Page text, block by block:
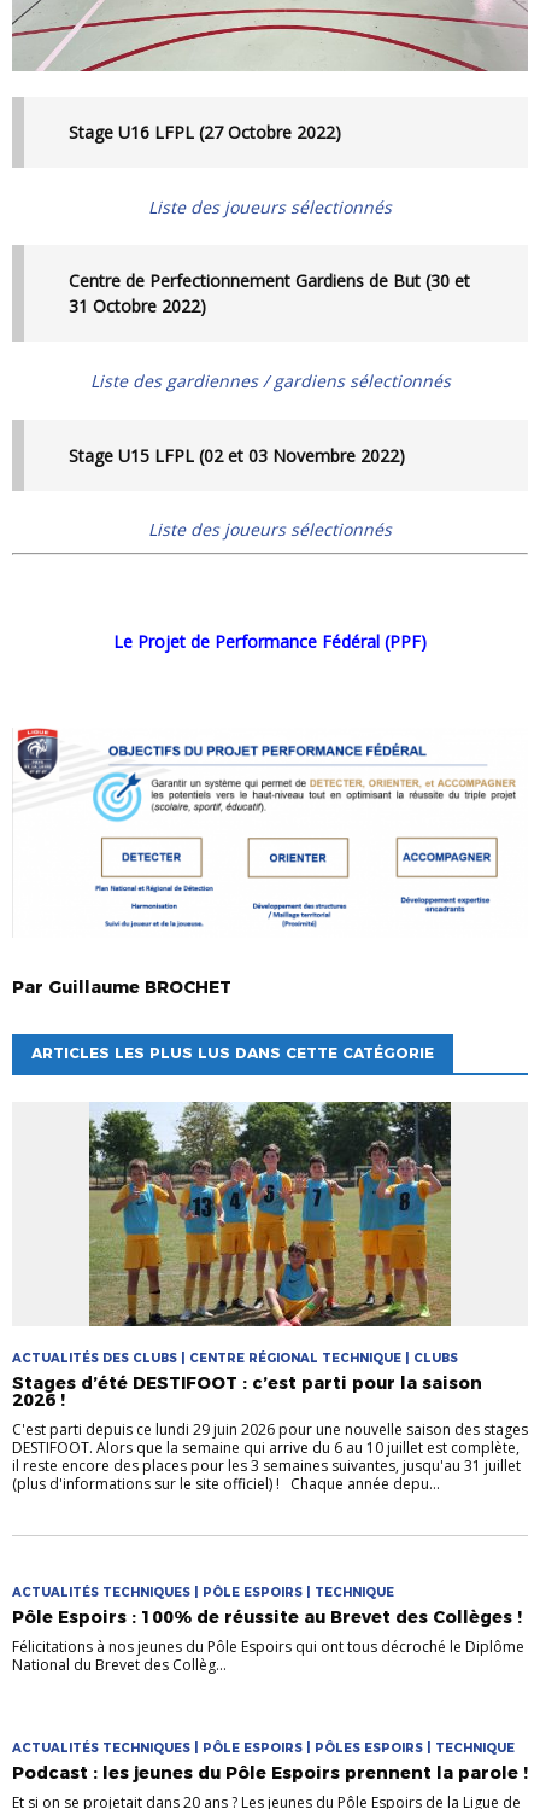
Stage U16 LFPL (27 Octobre 2022)
Liste des joueurs sélectionnés
Centre de Perfectionnement Gardiens de But (30 et
31 Octobre 2022)
Liste des gardiennes / gardiens sélectionnés
Stage U15 LFPL (02 et 03 Novembre 2022)
Liste des joueurs sélectionnés
Le Projet de Performance Fédéral (PPF)
Par Guillaume BROCHET
ARTICLES LES PLUS LUS DANS CETTE CATÉGORIE
ACTUALITÉS DES CLUBS | CENTRE RÉGIONAL TECHNIQUE | CLUBS
Stages d’été DESTIFOOT : c’est parti pour la saison
2026 !
C'est parti depuis ce lundi 29 juin 2026 pour une nouvelle saison des stages
DESTIFOOT. Alors que la semaine qui arrive du 6 au 10 juillet est complète,
il reste encore des places pour les 3 semaines suivantes, jusqu'au 31 juillet
(plus d'informations sur le site officiel) ! Chaque année depu...
ACTUALITÉS TECHNIQUES | PÔLE ESPOIRS | TECHNIQUE
Pôle Espoirs : 100% de réussite au Brevet des Collèges !
Félicitations à nos jeunes du Pôle Espoirs qui ont tous décroché le Diplôme
National du Brevet des Collèg...
ACTUALITÉS TECHNIQUES | PÔLE ESPOIRS | PÔLES ESPOIRS | TECHNIQUE
Podcast : les jeunes du Pôle Espoirs prennent la parole !
Et si on se projetait dans 20 ans ? Les jeunes du Pôle Espoirs de la Ligue de